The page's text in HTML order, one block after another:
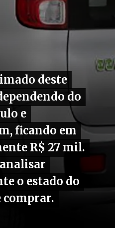
deste
do
e
ficando em
R$ 27 mil.
o estado do
comprar.
deste
do
e
ficando em
R$ 27 mil.
o estado do
comprar.